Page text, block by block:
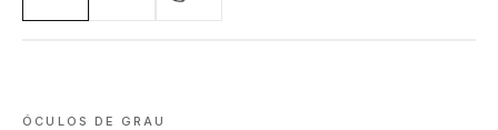
ÓCULOS DE GRAU